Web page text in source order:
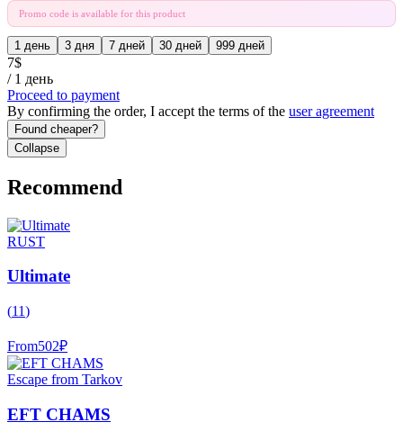
Promo code is available for this product
1 день 3 дня 7 дней 30 дней 999 дней
7$
/ 1 день
Proceed to payment
By confirming the order, I accept the terms of the user agreement
Found cheaper?
Collapse
Recommend
RUST
Ultimate
(11)
From502₽
Escape from Tarkov
EFT CHAMS